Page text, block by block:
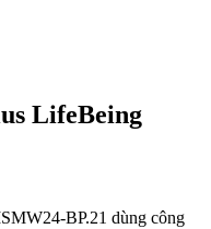
LifeBeing
BP.21 dùng công